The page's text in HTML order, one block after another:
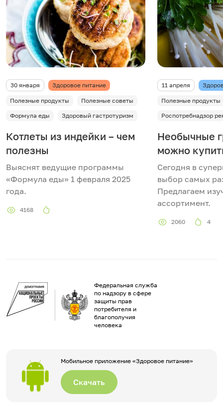
30 января Здоровое питание
Полезные продукты
Полезные советы
Формула еды
Здоровый гастротуризм
Котлеты из индейки – чем
полезны
Выяснят ведущие программы
«Формула еды» 1 февраля 2025
года.
4168
11 апреля
Полезные продукты
Роспотребнадзор
Необычные
можно
Сегодня в
выбор самых
Предлагаем
ассортимент.
2060 4
Федеральная служба
по надзору в сфере
защиты прав
потребителя и
благополучия
человека
Мобильное приложение «Здоровое питание»
Скачать